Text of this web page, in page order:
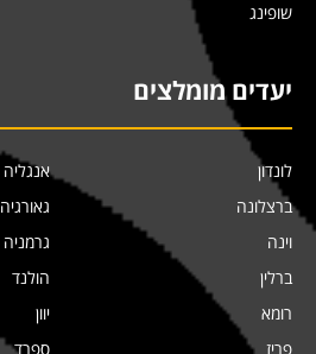
שופינג
יעדים מומלצים
לונדון
ברצלונה
וינה
ברלין
רומא
פריז
אנגליה
גאורגיה
גרמניה
הולנד
יוון
ספרד